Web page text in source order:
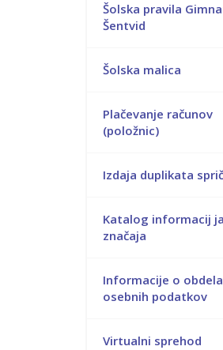
Šolska pravila
Šentvid
Šolska malica
Plačevanje računov
(položnic)
Izdaja duplikata
Katalog informacij
značaja
Informacije o
osebnih podatkov
Virtualni sprehod